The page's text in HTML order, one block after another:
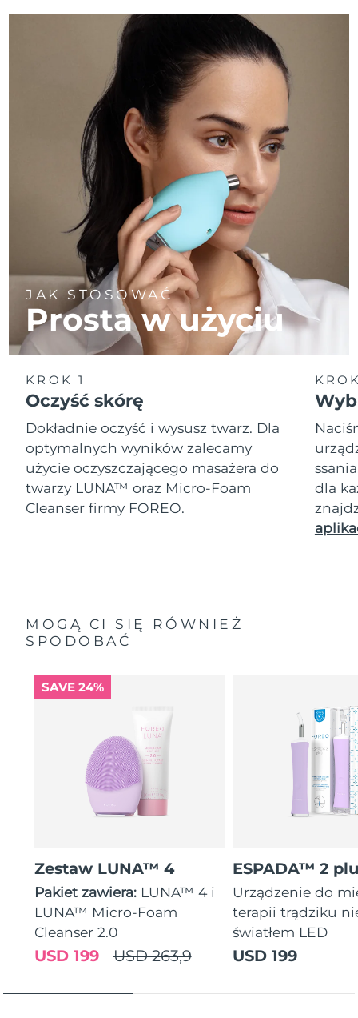
JAK STOSOWAĆ
Prosta w użyciu
KROK 1
Oczyść skórę
Dokładnie oczyść i wysusz twarz. Dla
optymalnych wyników zalecamy
użycie oczyszczającego masażera do
twarzy LUNA™ oraz Micro-Foam
Cleanser firmy FOREO.
dla
MOGĄ CI SIĘ RÓWNIEŻ
SPODOBAĆ
SAVE 24%
Zestaw LUNA™ 4
Pakiet zawiera: LUNA™ 4 i
LUNA™ Micro-Foam
Cleanser 2.0
USD 263,9
USD 199
ESPADA™ 2
Urządzenie do
terapii trądziku
światłem LED
USD 199